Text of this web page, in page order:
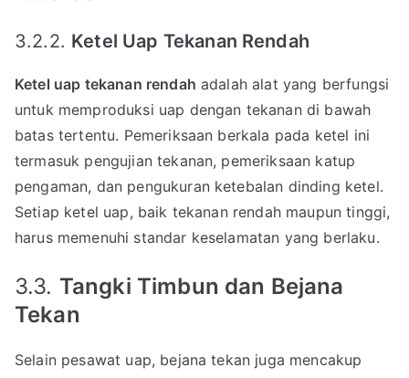
3.2.2. Ketel Uap Tekanan Rendah
Ketel uap tekanan rendah adalah alat yang berfungsi
untuk memproduksi uap dengan tekanan di bawah
batas tertentu. Pemeriksaan berkala pada ketel ini
termasuk pengujian tekanan, pemeriksaan katup
pengaman, dan pengukuran ketebalan dinding ketel.
Setiap ketel uap, baik tekanan rendah maupun tinggi,
harus memenuhi standar keselamatan yang berlaku.
3.3. Tangki Timbun dan Bejana
Tekan
Selain pesawat uap, bejana tekan juga mencakup